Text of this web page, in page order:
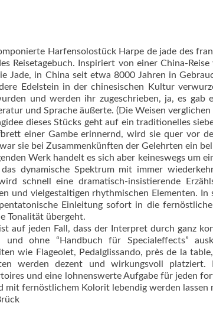
Harfensolostück Harpe de jade des
Reisetagebuch. Inspiriert von einer China-
Jade, in China seit etwa 8000 Jahren in
Edelstein in der chinesischen Kultur
und werden ihr zugeschrieben, ja, es gab
und Sprache äußerte. (Die Weisen verglichen
dieses Stücks geht auf ein traditionelles
einer Gambe erinnernd, wird sie quer vor
sie bei Zusammenkünften der Gelehrten ein
Werk handelt es sich aber keineswegs um
dynamische Spektrum mit immer
schnell eine dramatisch-insistierende
und vielgestaltigen rhythmischen Elementen.
Einleitung sofort in die
Tonalität übergeht.
auf jeden Fall, dass der Interpret durch ganz
ohne “Handbuch für Specialeffects”
wie Flageolet, Pedalglissando, près de la
werden dezent und wirkungsvoll
und eine lohnenswerte Aufgabe für jeden
mit fernöstlichem Kolorit lebendig werden lassen